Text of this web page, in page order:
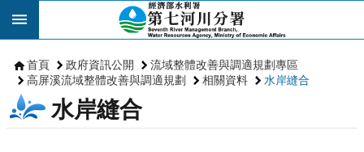
跳到主要內容區塊
首頁 政府資訊公開
流域整體改善與調適規劃專區
高屏溪流域整體改善與調適規劃
相關資料 水岸縫合
水岸縫合